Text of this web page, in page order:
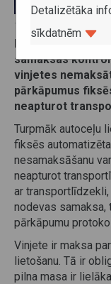
18. jūnijs 2019
Lai uzlabotu
samaksas
vinjetes
pārkāpumus
neapturot
Turpmāk autoceļu
fiksēs
nesamaksāšanu
neapturot
ar
nodevas
pārkāpumu
Vinjete ir maksa
lietošanu. Tā ir
pilna masa ir
Detalizētāka
sīkdatnēm